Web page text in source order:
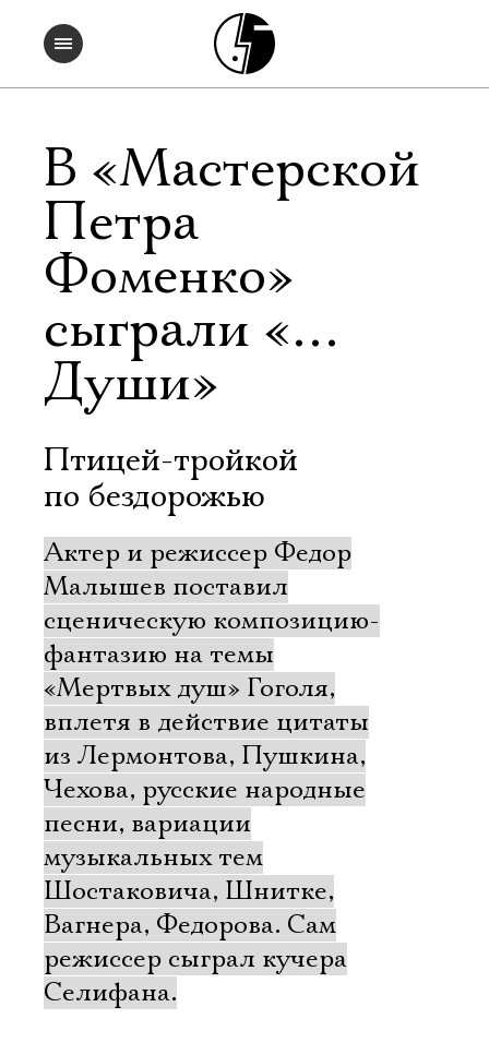
В «Мастерской
Петра
Фоменко»
сыграли «…
Души»
Птицей-тройкой
по бездорожью
Актер и режиссер Федор
Малышев поставил
сценическую композицию-
фантазию на темы
«Мертвых душ» Гоголя,
вплетя в действие цитаты
из Лермонтова, Пушкина,
Чехова, русские народные
песни, вариации
музыкальных тем
Шостаковича, Шнитке,
Вагнера, Федорова. Сам
режиссер сыграл кучера
Селифана.